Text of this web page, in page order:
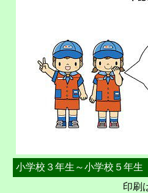
小学校３年生～小学校５年生
印刷